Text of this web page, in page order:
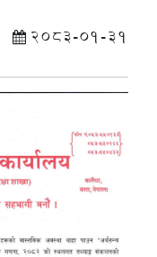
2083-01-31